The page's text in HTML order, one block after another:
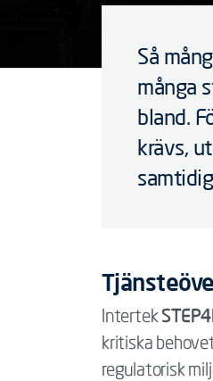
Så
många
bland.
krävs,
Intertek
kritiska
regulatorisk